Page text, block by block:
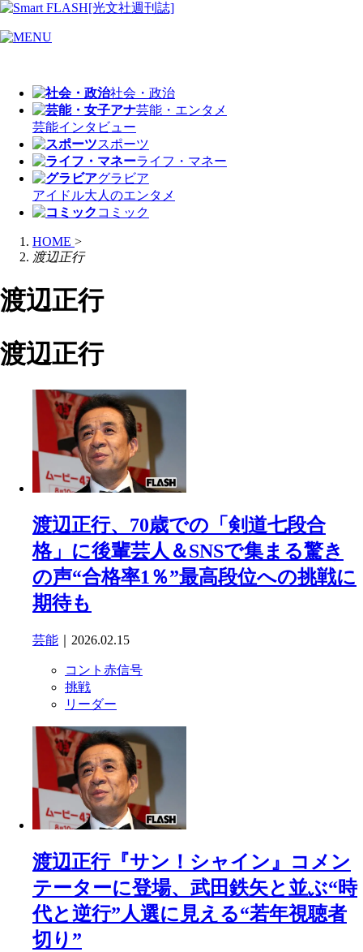
社会・政治
芸能・エンタメ
芸能インタビュー
スポーツ
ライフ・マネー
グラビア
アイドル大人のエンタメ
コミック
HOME >
渡辺正行
渡辺正行
渡辺正行
渡辺正行、70歳での「剣道七段合
格」に後輩芸人＆SNSで集まる驚き
の声“合格率1％”最高段位への挑戦に
期待も
芸能 ｜2026.02.15
コント赤信号
挑戦
リーダー
渡辺正行『サン！シャイン』コメン
テーターに登場、武田鉄矢と並ぶ“時
代と逆行”人選に見える“若年視聴者
切り”